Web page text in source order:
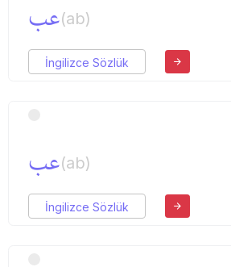
عب(ab)
İngilizce Sözlük
عب(ab)
İngilizce Sözlük